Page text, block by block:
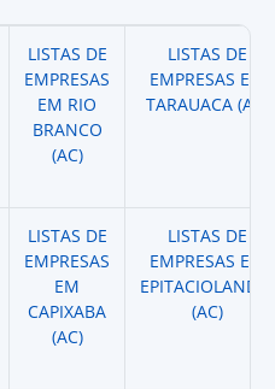
LISTAS DE
EMPRESAS
EM RIO
BRANCO
(AC)
LISTAS DE
EMPRESAS EM
TARAUACA (AC)
LISTAS DE
EMPRESAS
EM
CAPIXABA
(AC)
LISTAS DE
EMPRESAS EM
EPITACIOLANDIA
(AC)